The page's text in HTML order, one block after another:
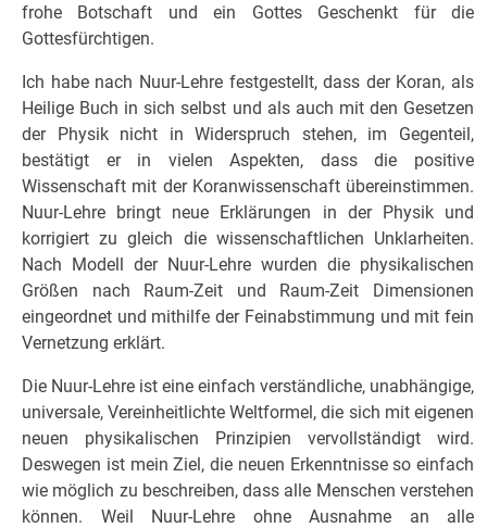
frohe Botschaft und ein Gottes Geschenkt für die
Gottesfürchtigen.
Ich habe nach Nuur-Lehre festgestellt, dass der Koran, als
Heilige Buch in sich selbst und als auch mit den Gesetzen
der Physik nicht in Widerspruch stehen, im Gegenteil,
bestätigt er in vielen Aspekten, dass die positive
Wissenschaft mit der Koranwissenschaft übereinstimmen.
Nuur-Lehre bringt neue Erklärungen in der Physik und
korrigiert zu gleich die wissenschaftlichen Unklarheiten.
Nach Modell der Nuur-Lehre wurden die physikalischen
Größen nach Raum-Zeit und Raum-Zeit Dimensionen
eingeordnet und mithilfe der Feinabstimmung und mit fein
Vernetzung erklärt.
Die Nuur-Lehre ist eine einfach verständliche, unabhängige,
universale, Vereinheitlichte Weltformel, die sich mit eigenen
neuen physikalischen Prinzipien vervollständigt wird.
Deswegen ist mein Ziel, die neuen Erkenntnisse so einfach
wie möglich zu beschreiben, dass alle Menschen verstehen
können. Weil Nuur-Lehre ohne Ausnahme an alle